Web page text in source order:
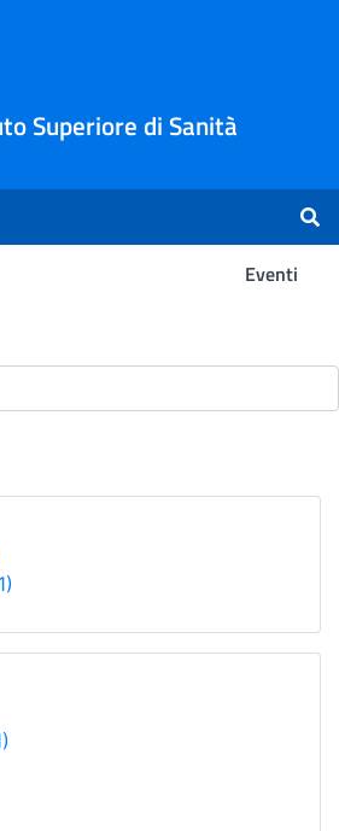
Superiore di Sanità
Eventi
Ricerca -